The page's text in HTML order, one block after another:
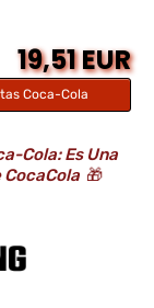
19,51 EUR
Coca-Cola
Cola: Es Una
CocaCola 🎁